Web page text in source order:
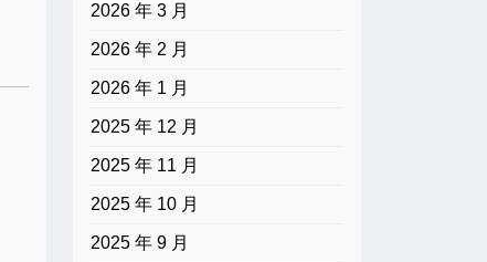
2026 年 3 月
2026 年 2 月
2026 年 1 月
2025 年 12 月
2025 年 11 月
2025 年 10 月
2025 年 9 月